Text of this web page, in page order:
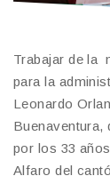
Trabajar de la
para la
Leonardo
Buenaventura,
por los 33
Alfaro del